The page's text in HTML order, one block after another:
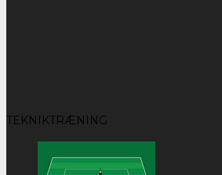
TEKNIKTRÆNING